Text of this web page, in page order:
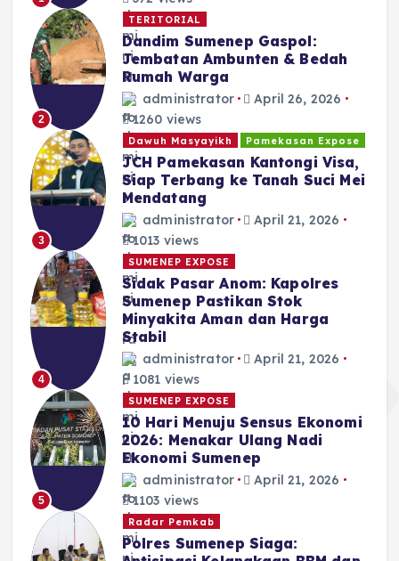
2
TERITORIAL
Dandim Sumenep Gaspol:
Jembatan Ambunten & Bedah
Rumah Warga
administrator
April 26, 2026
1260 views
3
Dawuh Masyayikh Pamekasan Expose
JCH Pamekasan Kantongi Visa,
Siap Terbang ke Tanah Suci Mei
Mendatang
administrator
April 21, 2026
1013 views
4
SUMENEP EXPOSE
Sidak Pasar Anom: Kapolres
Sumenep Pastikan Stok
Minyakita Aman dan Harga
Stabil
administrator
April 21, 2026
1081 views
5
SUMENEP EXPOSE
10 Hari Menuju Sensus Ekonomi
2026: Menakar Ulang Nadi
Ekonomi Sumenep
administrator
April 21, 2026
1103 views
Radar Pemkab
Polres Sumenep Siaga: